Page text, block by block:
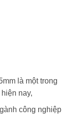
là một trong
nay,
công nghiệp